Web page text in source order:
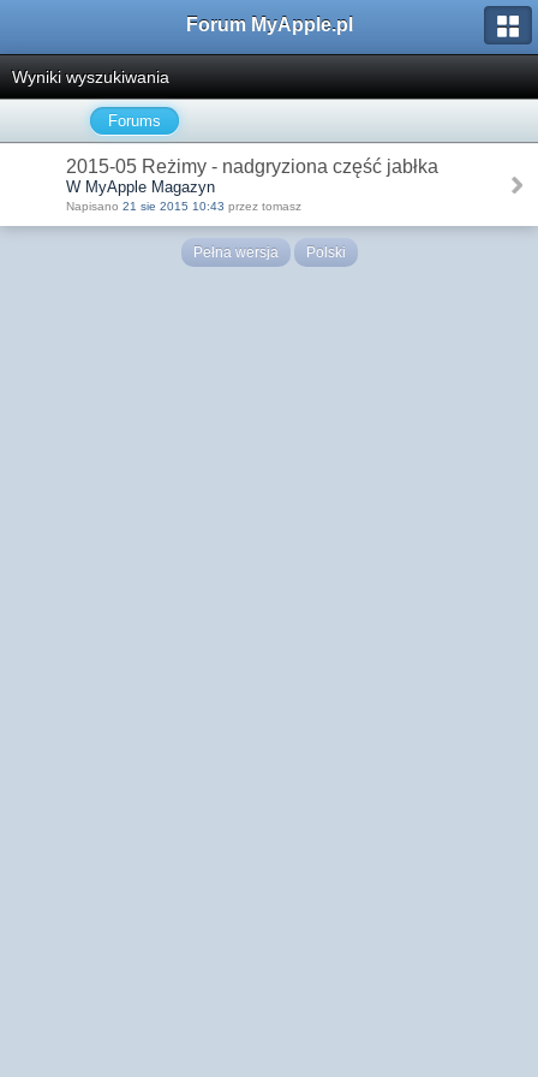
Forum MyApple.pl
Wyniki wyszukiwania
Forums
2015-05 Reżimy - nadgryziona część jabłka
W MyApple Magazyn
Napisano 21 sie 2015 10:43 przez tomasz
Pełna wersja Polski